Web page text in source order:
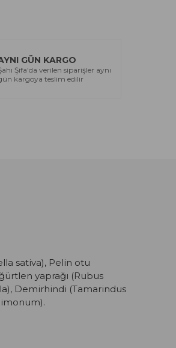
GÜN KARGO
Şifa'da verilen siparişler aynı
kargoya teslim edilir
sativa), Pelin otu
yaprağı (Rubus
Demirhindi (Tamarindus